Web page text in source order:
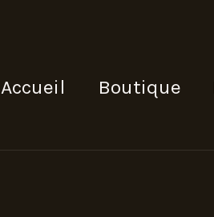
Accueil Boutique